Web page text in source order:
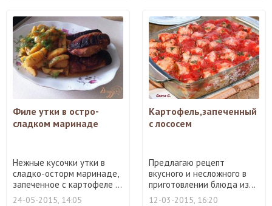
Филе утки в остро-
сладком маринаде
Нежные кусочки утки в
сладко-осторм маринаде,
запеченное с картофеле ...
24-05-2015, 14:05
Картофель,запеченный
с лососем
Предлагаю рецепт
вкусного и несложного в
приготовлении блюда из...
12-03-2015, 16:20